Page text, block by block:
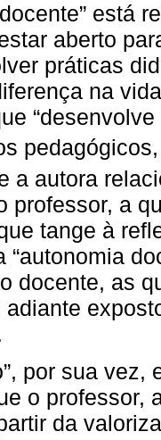
está
aberto
práticas
na
a autora
professor, a
tange à
“autonomia
docente, as
adiante
por sua
o professor,
da